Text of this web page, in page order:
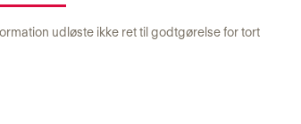
udløste ikke ret til godtgørelse for tort